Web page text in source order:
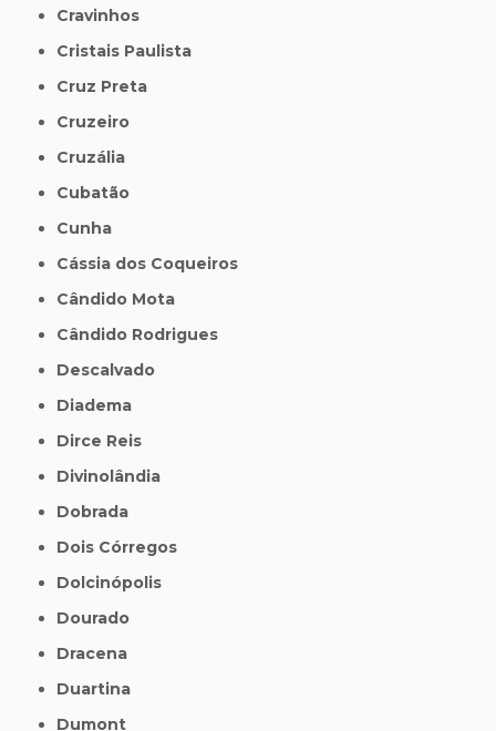
Cravinhos
Cristais Paulista
Cruz Preta
Cruzeiro
Cruzália
Cubatão
Cunha
Cássia dos Coqueiros
Cândido Mota
Cândido Rodrigues
Descalvado
Diadema
Dirce Reis
Divinolândia
Dobrada
Dois Córregos
Dolcinópolis
Dourado
Dracena
Duartina
Dumont